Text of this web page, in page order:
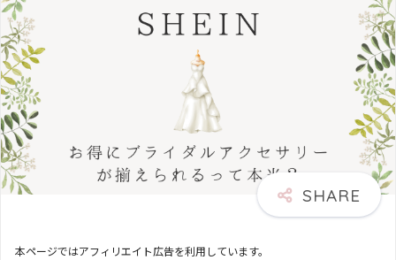
本ページではアフィリエイト広告を利用しています。